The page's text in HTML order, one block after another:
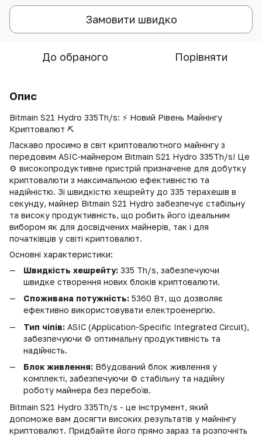
Замовити швидко
До обраного Порівняти
Опис
Bitmain S21 Hydro 335Th/s: ⚡ Новий Рівень Майнінгу
Криптовалют ⛏️
Ласкаво просимо в світ криптовалютного майнінгу з
передовим ASIC-майнером Bitmain S21 Hydro 335Th/s! Це
⚙️ високопродуктивне пристрій призначене для добутку
криптовалюти з максимальною ефективністю та
надійністю. Зі швидкістю хешрейту до 335 терахешів в
секунду, майнер Bitmain S21 Hydro забезпечує стабільну
та високу продуктивність, що робить його ідеальним
вибором як для досвідчених майнерів, так і для
початківців у світі криптовалют.
Основні характеристики:
Швидкість хешрейту: 335 Th/s, забезпечуючи
швидке створення нових блоків криптовалюти.
Споживана потужність: 5360 Вт, що дозволяє
ефективно використовувати електроенергію.
Тип чіпів: ASIC (Application-Specific Integrated Circuit),
забезпечуючи ⚙️ оптимальну продуктивність та
надійність.
Блок живлення: Вбудований блок живлення у
комплекті, забезпечуючи ⚙️ стабільну та надійну
роботу майнера без перебоїв.
Bitmain S21 Hydro 335Th/s - це інструмент, який
допоможе вам досягти високих результатів у майнінгу
криптовалют. Придбайте його прямо зараз та розпочніть